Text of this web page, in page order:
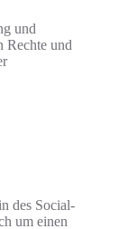
und
Rechte und
des Social-
um einen